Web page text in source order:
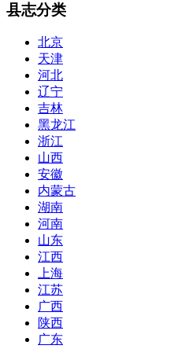
县志分类
北京
天津
河北
辽宁
吉林
黑龙江
浙江
山西
安徽
内蒙古
湖南
河南
山东
江西
上海
江苏
广西
陕西
广东